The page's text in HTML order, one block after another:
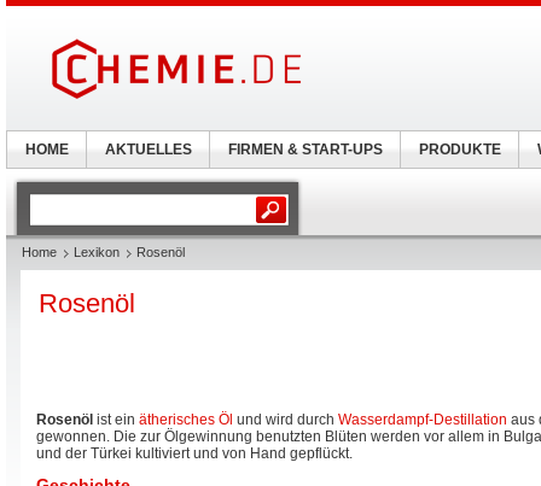
Home Lexikon Rosenöl
Rosenöl
Rosenöl ist ein ätherisches Öl und wird durch Wasserdampf-Destillation aus
gewonnen. Die zur Ölgewinnung benutzten Blüten werden vor allem in
und der Türkei kultiviert und von Hand gepflückt.
HOME AKTUELLES FIRMEN & START-UPS PRODUKTE